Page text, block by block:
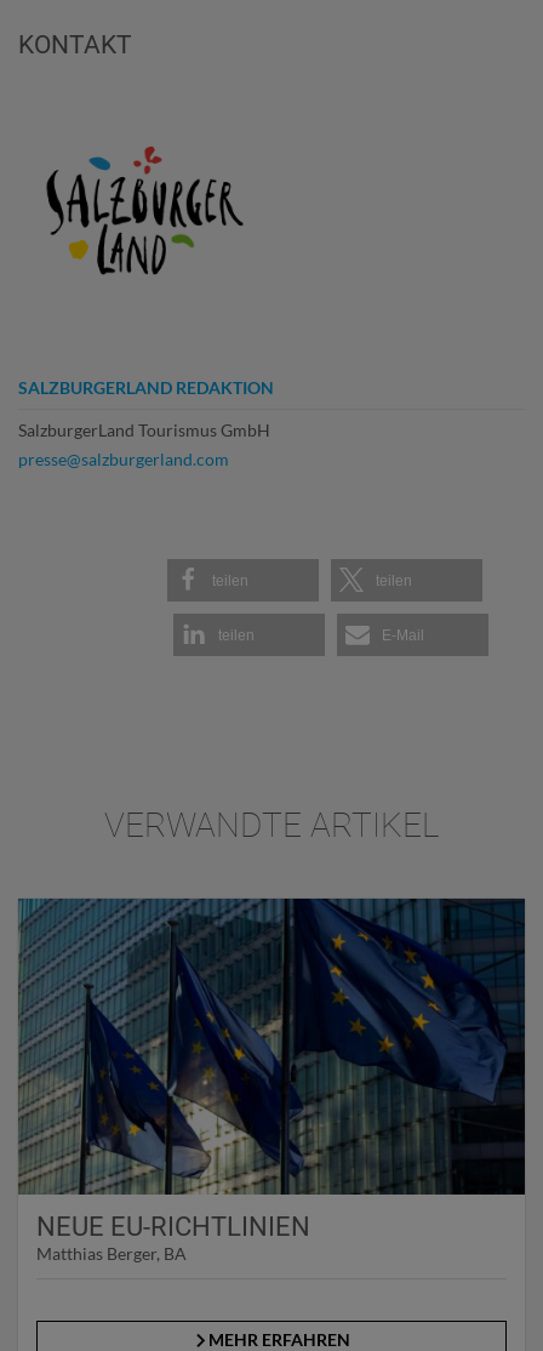
KONTAKT
SALZBURGERLAND REDAKTION
SalzburgerLand Tourismus GmbH
presse@salzburgerland.com
teilen teilen
teilen E-Mail
VERWANDTE ARTIKEL
NEUE EU-RICHTLINIEN
Matthias Berger, BA
MEHR ERFAHREN